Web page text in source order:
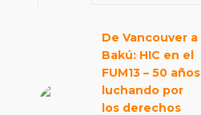
De Vancouver a
Bakú: HIC en el
FUM13 – 50 años
luchando por
los derechos